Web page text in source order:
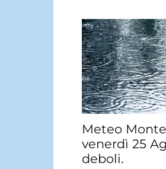
Meteo
venerdì 25
deboli.